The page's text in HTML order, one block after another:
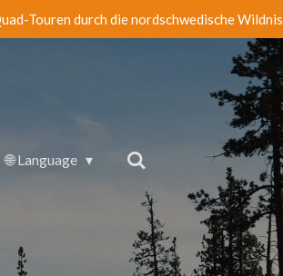
Touren durch die nordschwedische Wildnis
🌐 Language